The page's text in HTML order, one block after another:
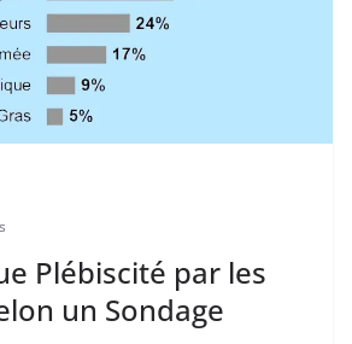
Plébiscité par les
un Sondage